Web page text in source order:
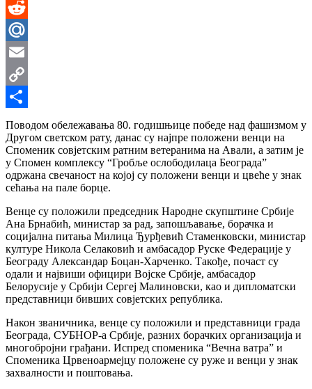
LinkedIn
Reddit
Mail.Ru
Email
Copy
Link
Share
Поводом обележавања 80. годишњице победе над фашизмом у
Другом светском рату, данас су најпре положени венци на
Споменик совјетским ратним ветеранима на Авали, а затим је
у Спомен комплексу “Гробље ослободилаца Београда”
одржана свечаност на којој су положени венци и цвеће у знак
сећања на пале борце.
Венце су положили председник Народне скупштине Србије
Ана Брнабић, министар за рад, запошљавање, борачка и
социјална питања Милица Ђурђевић Стаменковски, министар
културе Никола Селаковић и амбасадор Руске Федерације у
Београду Александар Боцан-Харченко. Tакође, почаст су
одали и највиши официри Војске Србије, амбасадор
Белорусије у Србији Сергеј Малиновски, као и дипломатски
представници бивших совјетских република.
Након званичника, венце су положили и представници града
Београда, СУБНОР-а Србије, разних борачких организација и
многобројни грађани. Испред споменика “Вечна ватра” и
Споменика Црвеноармејцу положене су руже и венци у знак
захвалности и поштовања.